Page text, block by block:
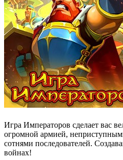
Игра Императоров сделает вас
огромной армией,
сотнями последователей.
войнах!